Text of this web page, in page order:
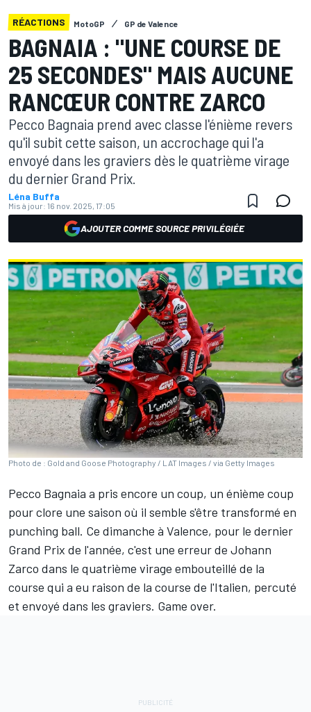
RÉACTIONS MotoGP GP de Valence
BAGNAIA : "UNE COURSE DE
25 SECONDES" MAIS AUCUNE
RANCŒUR CONTRE ZARCO
Pecco Bagnaia prend avec classe l'énième revers
qu'il subit cette saison, un accrochage qui l'a
envoyé dans les graviers dès le quatrième virage
du dernier Grand Prix.
Léna Buffa
Mis à jour: 16 nov. 2025, 17:05
AJOUTER COMME SOURCE PRIVILÉGIÉE
Photo de : Gold and Goose Photography / LAT Images / via Getty Images
Pecco Bagnaia a pris encore un coup, un énième coup
pour clore une saison où il semble s'être transformé en
punching ball. Ce dimanche à Valence, pour le dernier
Grand Prix de l'année, c'est une erreur de Johann
Zarco dans le quatrième virage embouteillé de la
course qui a eu raison de la course de l'Italien, percuté
et envoyé dans les graviers. Game over.